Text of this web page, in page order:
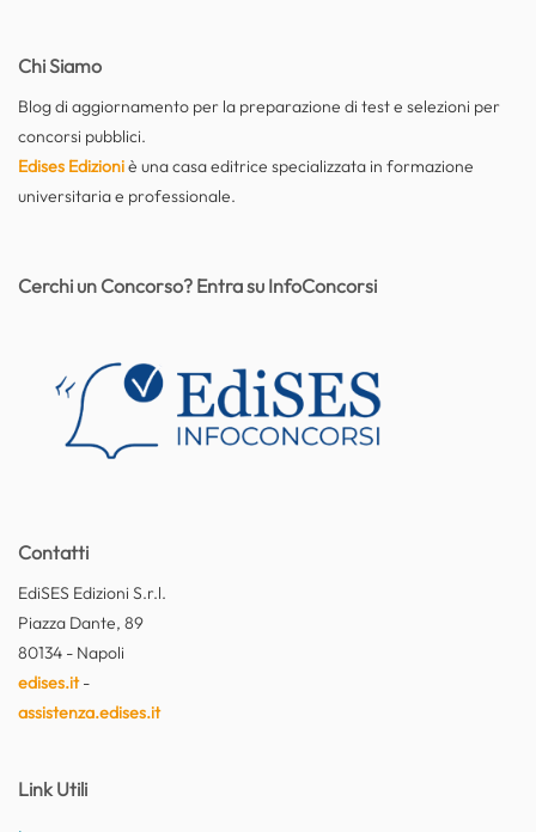
Chi Siamo
Blog di aggiornamento per la preparazione di test e selezioni per
concorsi pubblici.
Edises Edizioniè una casa editrice specializzata in formazione
universitaria e professionale.
Contatti
EdiSES Edizioni S.r.l.
Piazza Dante, 89
80134 - Napoli
edises.it-
assistenza.edises.it
Link Utili
Cerchi un Concorso? Entra su InfoConcorsi